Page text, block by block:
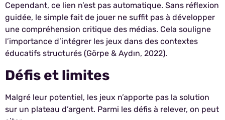
Cependant, ce lien n’est pas automatique. Sans réflexion
guidée, le simple fait de jouer ne suffit pas à développer
une compréhension critique des médias. Cela souligne
l’importance d’intégrer les jeux dans des contextes
éducatifs structurés (Görpe & Aydın, 2022).
Défis et limites
Malgré leur potentiel, les jeux n’apporte pas la solution
sur un plateau d’argent. Parmi les défis à relever, on peut